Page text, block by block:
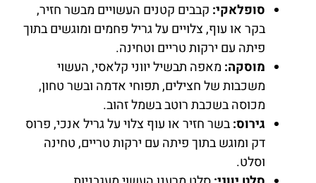
סופלאקי: קבבים קטנים העשויים מבשר חזיר,
בקר או עוף, צלויים על גריל פחמים ומוגשים בתוך
פיתה עם ירקות טריים וטחינה.
מוסקה: מאפה תבשיל יווני קלאסי, העשוי
משכבות של חצילים, תפוחי אדמה ובשר טחון,
מכוסה בשכבת רוטב בשמל זהוב.
גירוס:בשר חזיר או עוף צלוי על גריל אנכי, פרוס
דק ומוגש בתוך פיתה עם ירקות טריים, טחינה
וסלט.